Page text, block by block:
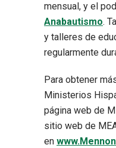
mensual, y el
Anabautismo.
y talleres de
regularmente
Para obtener
Ministerios
página web de
sitio web de
en